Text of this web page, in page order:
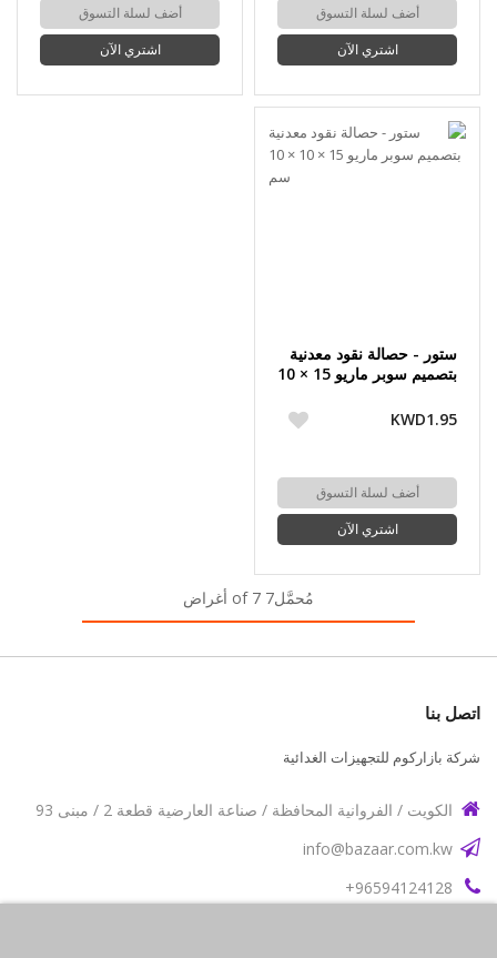
أضف لسلة التسوق
اشتري الآن
أضف لسلة التسوق
اشتري الآن
ستور - حصالة نقود معدنية
بتصميم سوبر ماريو 15 × 10
KWD1.95
أضف لسلة التسوق
اشتري الآن
مُحمَّل7 of 7 أغراض
اتصل بنا
شركة بازاركوم للتجهيزات الغدائية
الكويت / الفروانية المحافظة / صناعة العارضية قطعة 2 / مبنى 93
info@bazaar.com.kw
96594124128+